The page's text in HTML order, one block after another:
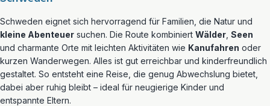
Schweden eignet sich hervorragend für Familien, die Natur und
kleine Abenteuer suchen. Die Route kombiniert Wälder Seen
und charmante Orte mit leichten Aktivitäten wie Kanufahren oder
kurzen Wanderwegen. Alles ist gut erreichbar und kinderfreundlich
gestaltet. So entsteht eine Reise, die genug Abwechslung bietet,
dabei aber ruhig bleibt – ideal für neugierige Kinder und
entspannte Eltern.